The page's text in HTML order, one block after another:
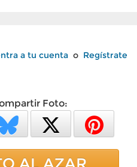
a tu cuenta o Regístrate
Foto:
AL AZAR